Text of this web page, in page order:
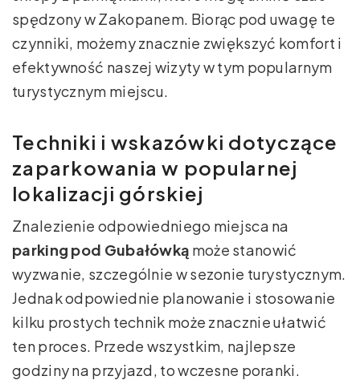
spędzony w Zakopanem. Biorąc pod uwagę te
czynniki, możemy znacznie zwiększyć komfort i
efektywność naszej wizyty w tym popularnym
turystycznym miejscu.
Techniki i wskazówki dotyczące
zaparkowania w popularnej
lokalizacji górskiej
Znalezienie odpowiedniego miejsca na
parking pod Gubałówką może stanowić
wyzwanie, szczególnie w sezonie turystycznym.
Jednak odpowiednie planowanie i stosowanie
kilku prostych technik może znacznie ułatwić
ten proces. Przede wszystkim, najlepsze
godziny na przyjazd, to wczesne poranki.